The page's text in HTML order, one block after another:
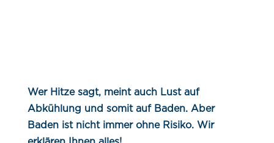
Wer Hitze sagt, meint auch Lust auf
Abkühlung und somit auf Baden. Aber
Baden ist nicht immer ohne Risiko. Wir